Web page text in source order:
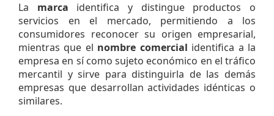
La marca identifica y distingue productos o
servicios en el mercado, permitiendo a los
consumidores reconocer su origen empresarial,
mientras que el nombre comercial identifica a la
empresa en sí como sujeto económico en el tráfico
mercantil y sirve para distinguirla de las demás
empresas que desarrollan actividades idénticas o
similares.